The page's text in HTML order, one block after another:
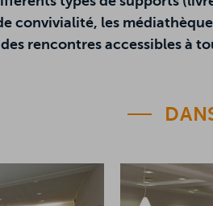
convivialité, les
rencontres accessibles à